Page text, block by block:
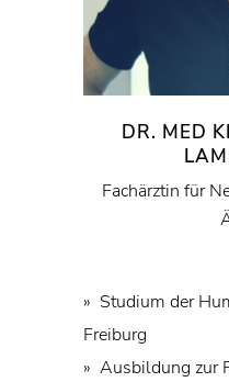
DR. MED
Fachärztin für
» Studium der
Freiburg
» Ausbildung zur